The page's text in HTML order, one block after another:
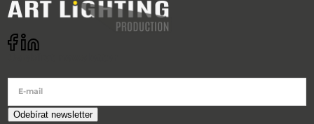
E-mail